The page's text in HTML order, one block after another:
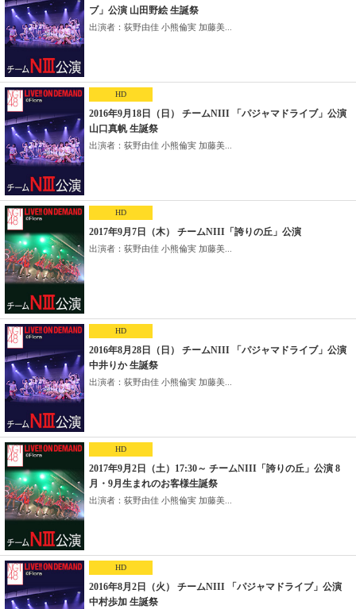
ブ」公演 山田野絵 生誕祭
出演者：荻野由佳 小熊倫実 加藤美...
HD
2016年9月18日（日） チームNIII 「パジャマドライブ」公演
山口真帆 生誕祭
出演者：荻野由佳 小熊倫実 加藤美...
HD
2017年9月7日（木） チームNIII「誇りの丘」公演
出演者：荻野由佳 小熊倫実 加藤美...
HD
2016年8月28日（日） チームNIII 「パジャマドライブ」公演
中井りか 生誕祭
出演者：荻野由佳 小熊倫実 加藤美...
HD
2017年9月2日（土）17:30～ チームNIII「誇りの丘」公演 8
月・9月生まれのお客様生誕祭
出演者：荻野由佳 小熊倫実 加藤美...
HD
2016年8月2日（火） チームNIII 「パジャマドライブ」公演
中村歩加 生誕祭